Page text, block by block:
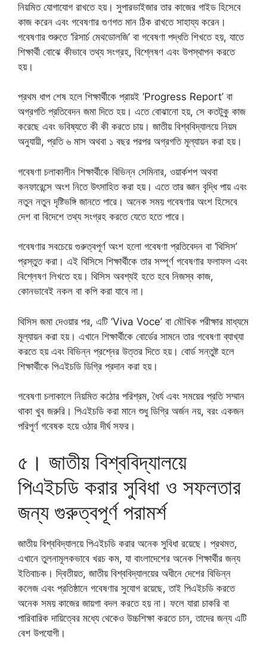
নিয়মিত যোগাযোগ রাখতে হয়। সুপারভাইজার তার কাজের গাইড হিসেবে
কাজ করেন এবং গবেষণার গুণগত মান ঠিক রাখতে সাহায্য করেন।
গবেষণার শুরুতে ‘রিসার্চ মেথডোলজি’ বা গবেষণা পদ্ধতি শিখতে হয়, যাতে
শিক্ষার্থী বোঝে কীভাবে তথ্য সংগ্রহ, বিশ্লেষণ এবং উপস্থাপন করতে
হয়।
প্রথম ধাপ শেষ হলে শিক্ষার্থীকে প্রায়ই ‘Progress Report’ বা
অগ্রগতি প্রতিবেদন জমা দিতে হয়। এতে বোঝানো হয়, সে কতটুকু কাজ
করেছে এবং ভবিষ্যতে কী কী করতে চায়। জাতীয় বিশ্ববিদ্যালয়ে নিয়ম
অনুযায়ী, প্রতি ৬ মাস অথবা ১ বছর পরপর অগ্রগতি মূল্যায়ন করা হয়।
গবেষণা চলাকালীন শিক্ষার্থীকে বিভিন্ন সেমিনার, ওয়ার্কশপ অথবা
কনফারেন্সে অংশ নিতে উৎসাহিত করা হয়। এতে তার জ্ঞান বৃদ্ধি পায় এবং
নতুন নতুন দৃষ্টিভঙ্গি জানতে পারে। অনেক সময় গবেষণার অংশ হিসেবে
দেশ বা বিদেশে তথ্য সংগ্রহ করতে যেতে হতে পারে।
গবেষণার সবচেয়ে গুরুত্বপূর্ণ অংশ হলো গবেষণা প্রতিবেদন বা ‘থিসিস’
প্রস্তুত করা। এই থিসিসে শিক্ষার্থীকে তার সম্পূর্ণ গবেষণার ফলাফল এবং
বিশ্লেষণ লিখতে হয়। থিসিস অবশ্যই হতে হবে নিজস্ব কাজ,
কোনভাবেই নকল বা কপি করা যাবে না।
থিসিস জমা দেওয়ার পর, এটি ‘Viva Voce’ বা মৌখিক পরীক্ষার মাধ্যমে
মূল্যায়ন করা হয়। এখানে শিক্ষার্থীকে বোর্ডের সামনে তার গবেষণা ব্যাখ্যা
করতে হয় এবং বিভিন্ন প্রশ্নের উত্তর দিতে হয়। বোর্ড সন্তুষ্ট হলে
শিক্ষার্থীকে পিএইচডি ডিগ্রি প্রদান করা হয়।
গবেষণা চলাকালে নিয়মিত কঠোর পরিশ্রম, ধৈর্য এবং সময়ের প্রতি সম্মান
থাকা খুব জরুরি। পিএইচডি করা মানে শুধু ডিগ্রি অর্জন নয়, বরং একজন
পরিপূর্ণ গবেষক হয়ে ওঠার দীর্ঘ সফর।
৫। জাতীয় বিশ্ববিদ্যালয়ে
পিএইচডি করার সুবিধা ও সফলতার
জন্য গুরুত্বপূর্ণ পরামর্শ
জাতীয় বিশ্ববিদ্যালয়ে পিএইচডি করার অনেক সুবিধা রয়েছে। প্রথমত,
এখানে তুলনামূলকভাবে খরচ কম, যা বাংলাদেশের অনেক শিক্ষার্থীর জন্য
ইতিবাচক। দ্বিতীয়ত, জাতীয় বিশ্ববিদ্যালয়ের অধীনে দেশের বিভিন্ন
কলেজ এবং প্রতিষ্ঠানে গবেষণার সুযোগ রয়েছে, তাই পিএইচডি করতে
অনেক সময় কাজের জায়গা বদল করতে হয় না। ফলে যারা চাকরি বা
পারিবারিক দায়িত্বের মধ্যে থেকেও উচ্চশিক্ষা করতে চান, তাদের জন্য এটি
বেশ উপযোগী।